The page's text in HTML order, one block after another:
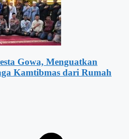
Gowa, Menguatkan
Kamtibmas dari Rumah